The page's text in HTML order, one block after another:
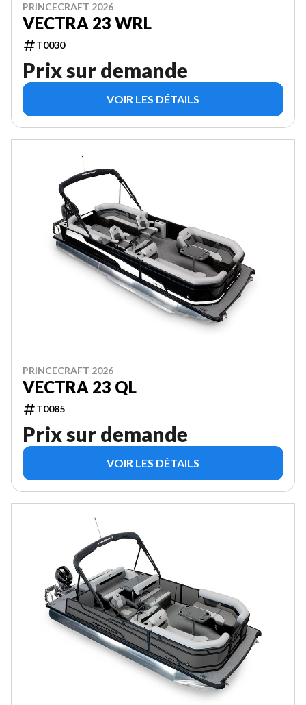
PRINCECRAFT 2026
VECTRA 23 WRL
T0030
Prix sur demande
VOIR LES DÉTAILS
PRINCECRAFT 2026
VECTRA 23 QL
T0085
Prix sur demande
VOIR LES DÉTAILS